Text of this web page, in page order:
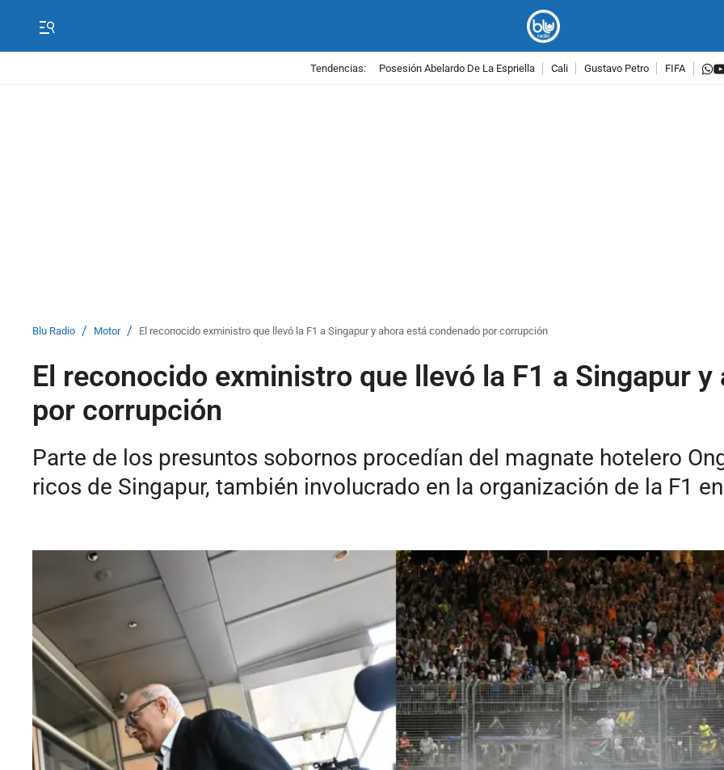
Tendencias: Posesión Abelardo De La Espriella Cali Gustavo Petro FIFA
Blu Radio / Motor / El reconocido exministro que llevó la F1 a Singapur y ahora está condenado por corrupción
El reconocido exministro que llevó la F1 a Singapur
por corrupción
Parte de los presuntos sobornos procedían del magnate hotelero
ricos de Singapur, también involucrado en la organización de la F1